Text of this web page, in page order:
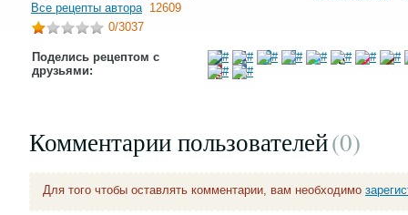
Все рецепты автора 12609
0/3037
Поделись рецептом с
друзьями:
Комментарии пользователей(0)
Для того чтобы оставлять комментарии, вам необходимо